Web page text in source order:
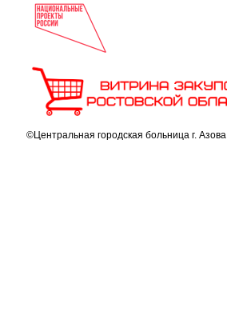
©Центральная городская больница г. Азова